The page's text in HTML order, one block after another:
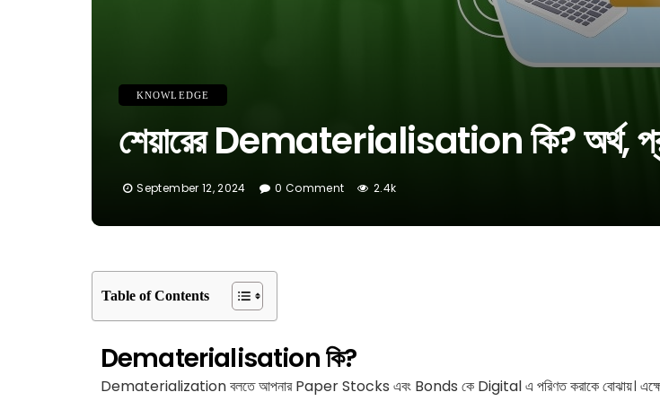
KNOWLEDGE
শেয়ারের Dematerialisation কি? অর্থ,
September 12, 2024 0 Comment 2.4k
Table of Contents
Dematerialisation কি?
Dematerialization বলতে আপনার Paper Stocks এবং Bonds কে Digital এ পরিণত করাকে বোঝায়।